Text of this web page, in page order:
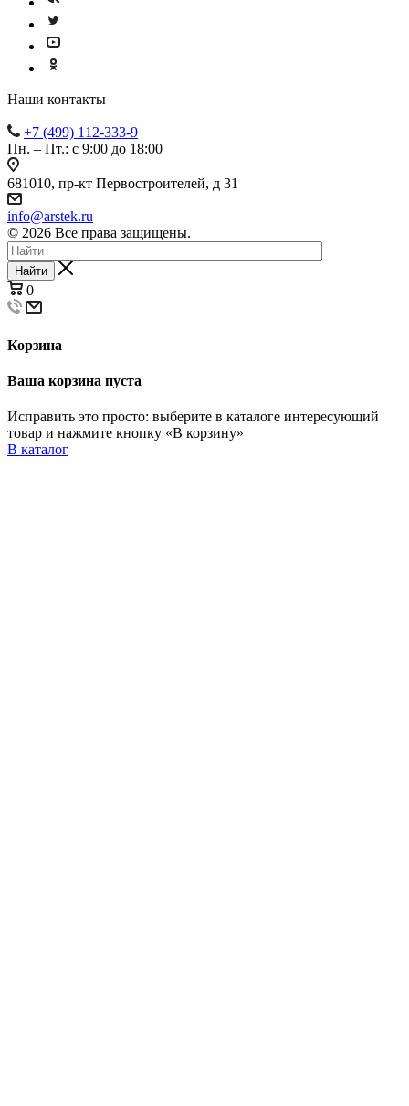
Наши контакты
+7 (499) 112-333-9
Пн. – Пт.: с 9:00 до 18:00
681010, пр-кт Первостроителей, д 31
info@arstek.ru
© 2026 Все права защищены.
Найти
0
Корзина
Ваша корзина пуста
Исправить это просто: выберите в каталоге интересующий
товар и нажмите кнопку «В корзину»
В каталог